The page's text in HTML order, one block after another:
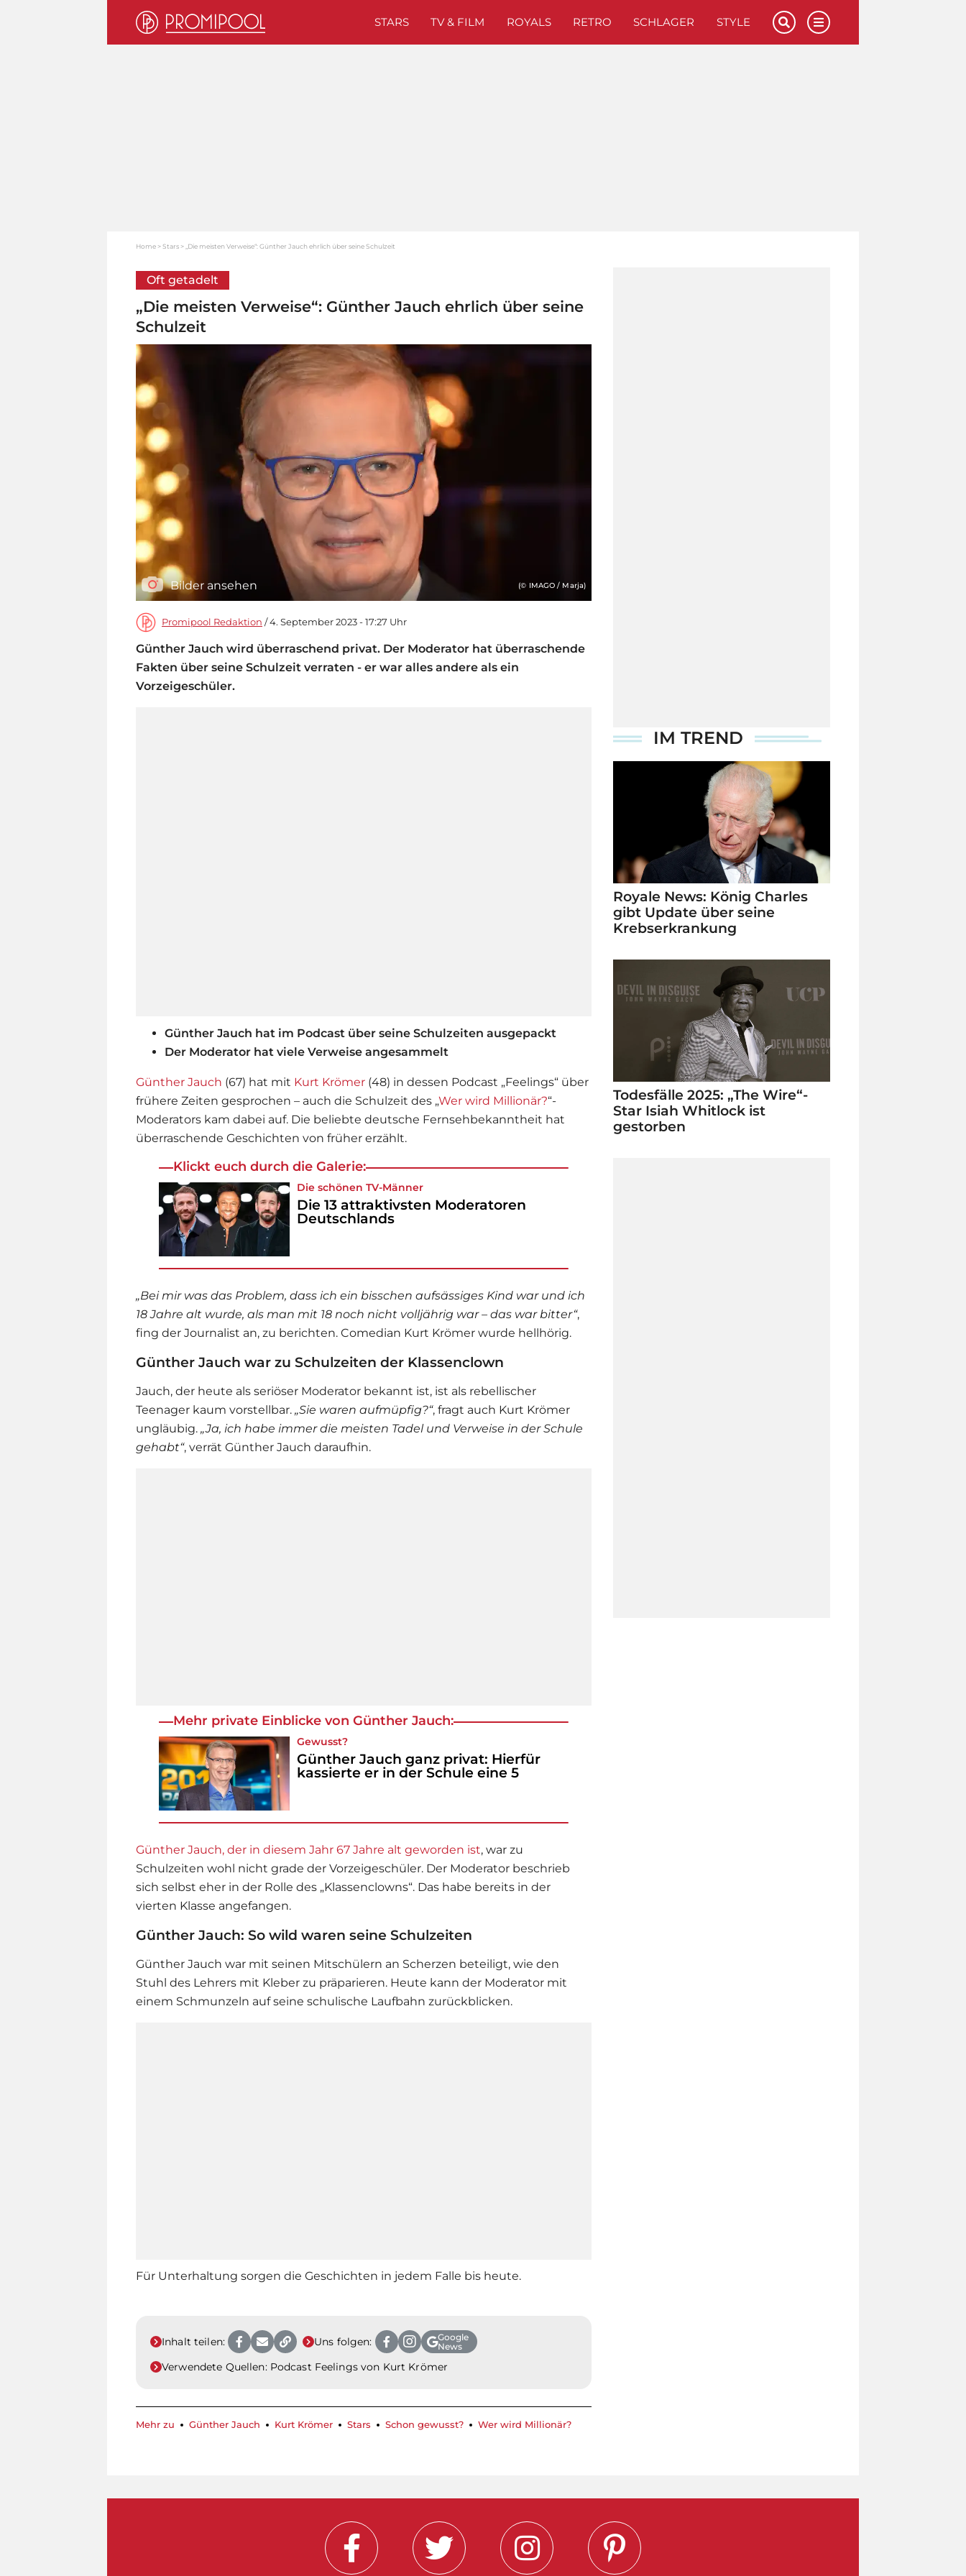
STARS TV & FILM ROYALS RETRO SCHLAGER STYLE
Home Stars „Die meisten Verweise“: Günther Jauch ehrlich über seine Schulzeit
Oft getadelt
„Die meisten Verweise“: Günther Jauch ehrlich über seine
Schulzeit
Bilder ansehen (© IMAGO / Marja)
Promipool Redaktion / 4. September 2023 - 17:27 Uhr
Günther Jauch wird überraschend privat. Der Moderator hat überraschende
Fakten über seine Schulzeit verraten - er war alles andere als ein
Vorzeigeschüler.
Günther Jauch hat im Podcast über seine Schulzeiten ausgepackt
Der Moderator hat viele Verweise angesammelt
Günther Jauch (67) hat mit Kurt Krömer (48) in dessen Podcast „Feelings“ über
frühere Zeiten gesprochen – auch die Schulzeit des „Wer wird Millionär?“-
Moderators kam dabei auf. Die beliebte deutsche Fernsehbekanntheit hat
überraschende Geschichten von früher erzählt.
Klickt euch durch die Galerie:
Die schönen TV-Männer
Die 13 attraktivsten Moderatoren
Deutschlands
„Bei mir was das Problem, dass ich ein bisschen aufsässiges Kind war und ich
18 Jahre alt wurde, als man mit 18 noch nicht volljährig war – das war bitter“,
fing der Journalist an, zu berichten. Comedian Kurt Krömer wurde hellhörig.
Günther Jauch war zu Schulzeiten der Klassenclown
Jauch, der heute als seriöser Moderator bekannt ist, ist als rebellischer
Teenager kaum vorstellbar. „Sie waren aufmüpfig?“, fragt auch Kurt Krömer
ungläubig. „Ja, ich habe immer die meisten Tadel und Verweise in der Schule
gehabt“, verrät Günther Jauch daraufhin.
Mehr private Einblicke von Günther Jauch:
Gewusst?
Günther Jauch ganz privat: Hierfür
kassierte er in der Schule eine 5
Günther Jauch, der in diesem Jahr 67 Jahre alt geworden ist, war zu
Schulzeiten wohl nicht grade der Vorzeigeschüler. Der Moderator beschrieb
sich selbst eher in der Rolle des „Klassenclowns“. Das habe bereits in der
vierten Klasse angefangen.
Günther Jauch: So wild waren seine Schulzeiten
Günther Jauch war mit seinen Mitschülern an Scherzen beteiligt, wie den
Stuhl des Lehrers mit Kleber zu präparieren. Heute kann der Moderator mit
einem Schmunzeln auf seine schulische Laufbahn zurückblicken.
Für Unterhaltung sorgen die Geschichten in jedem Falle bis heute.
Inhalt teilen: Uns folgen:
Google
News
Verwendete Quellen: Podcast Feelings von Kurt Krömer
Mehr zu Günther Jauch Kurt Krömer Stars Schon gewusst? Wer wird Millionär?
IM TREND
Royale News: König Charles
gibt Update über seine
Krebserkrankung
Todesfälle 2025: „The Wire“-
Star Isiah Whitlock ist
gestorben